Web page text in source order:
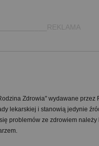
Zdrowia" wydawane przez
lekarskiej i stanowią jedynie
problemów ze zdrowiem należy